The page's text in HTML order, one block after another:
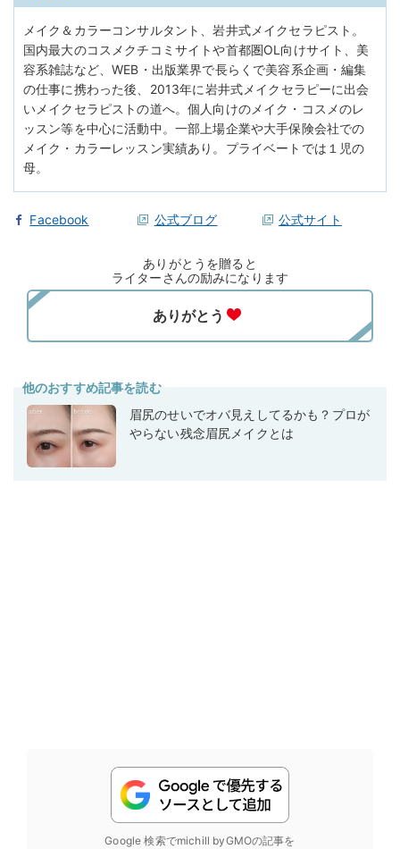
メイク＆カラーコンサルタント、岩井式メイクセラピスト。
国内最大のコスメクチコミサイトや首都圏OL向けサイト、美
容系雑誌など、WEB・出版業界で長らくで美容系企画・編集
の仕事に携わった後、2013年に岩井式メイクセラピーに出会
いメイクセラピストの道へ。個人向けのメイク・コスメのレ
ッスン等を中心に活動中。一部上場企業や大手保険会社での
メイク・カラーレッスン実績あり。プライベートでは１児の
母。
Facebook 公式ブログ 公式サイト
ありがとうを贈ると
ライターさんの励みになります
他のおすすめ記事を読む
眉尻のせいでオバ見えしてるかも？プロが
やらない残念眉尻メイクとは
Google 検索でmichill byGMOの記事を